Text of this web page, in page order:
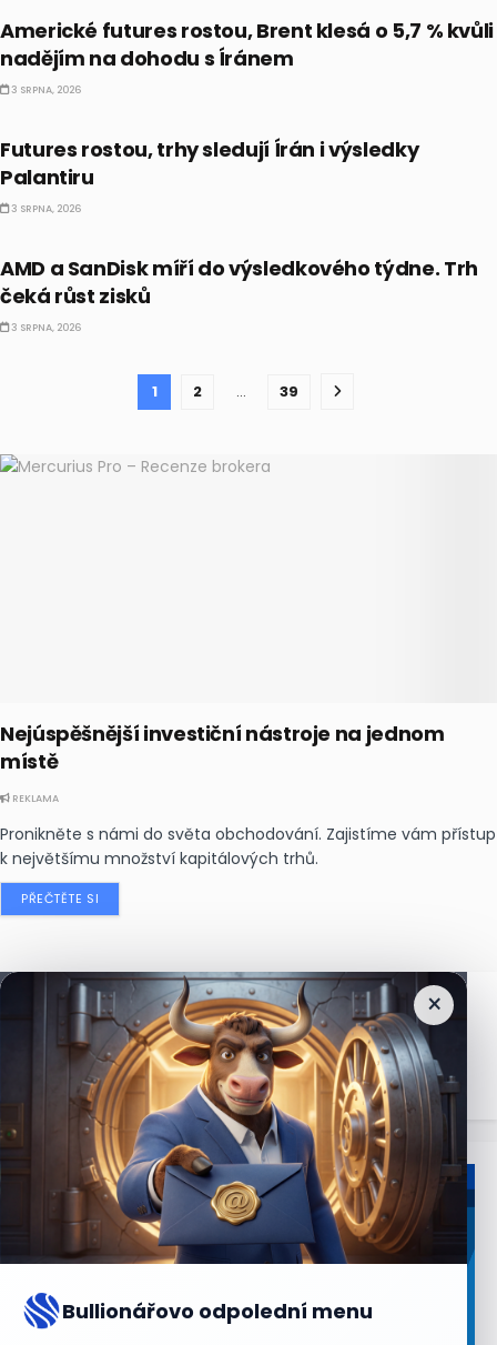
Americké futures rostou, Brent klesá o 5,7 % kvůli
nadějím na dohodu s Íránem
3 SRPNA, 2026
Futures rostou, trhy sledují Írán i výsledky
Palantiru
3 SRPNA, 2026
AMD a SanDisk míří do výsledkového týdne. Trh
čeká růst zisků
3 SRPNA, 2026
1 2 … 39
Nejúspěšnější investiční nástroje na jednom
místě
REKLAMA
Pronikněte s námi do světa obchodování. Zajistíme vám přístup
k největšímu množství kapitálových trhů.
PŘEČTĚTE SI
×
Bullionářovo odpolední menu
Nejčtenějšízprávy